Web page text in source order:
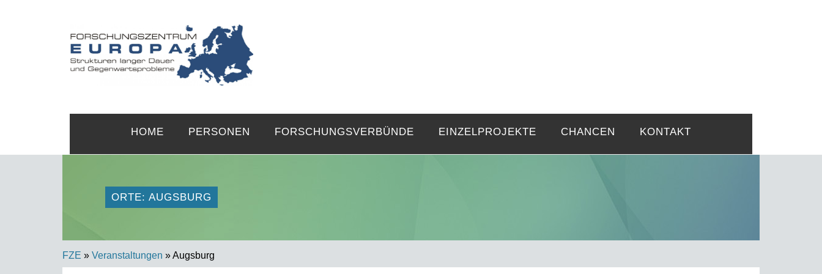
HOME PERSONEN FORSCHUNGSVERBÜNDE EINZELPROJEKTE CHANCEN KONTAKT
ORTE: AUGSBURG
FZE » Veranstaltungen » Augsburg